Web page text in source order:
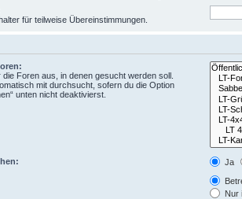
für teilweise Übereinstimmungen.
Foren aus, in denen gesucht werden soll.
mit durchsucht, sofern du die Option
unten nicht deaktivierst.
Ja
Nur